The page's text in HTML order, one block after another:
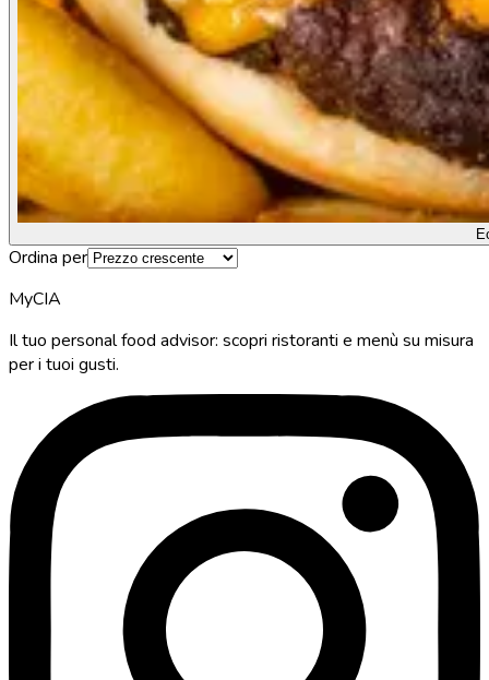
Ordina per
MyCIA
Il tuo personal food advisor: scopri ristoranti e menù su misura
per i tuoi gusti.